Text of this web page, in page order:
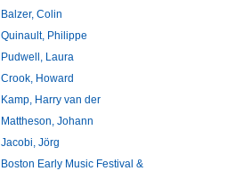
Balzer, Colin
Quinault, Philippe
Pudwell, Laura
Crook, Howard
Kamp, Harry van der
Mattheson, Johann
Jacobi, Jörg
Boston Early Music Festival &